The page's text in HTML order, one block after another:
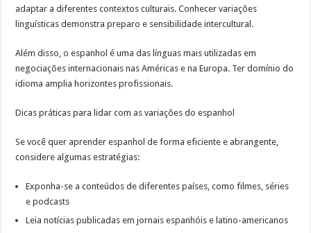
adaptar a diferentes contextos culturais. Conhecer variações
linguísticas demonstra preparo e sensibilidade intercultural.
Além disso, o espanhol é uma das línguas mais utilizadas em
negociações internacionais nas Américas e na Europa. Ter domínio do
idioma amplia horizontes profissionais.
Dicas práticas para lidar com as variações do espanhol
Se você quer aprender espanhol de forma eficiente e abrangente,
considere algumas estratégias:
Exponha-se a conteúdos de diferentes países, como filmes, séries
e podcasts
Leia notícias publicadas em jornais espanhóis e latino-americanos